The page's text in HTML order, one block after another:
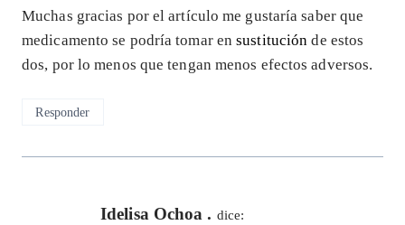
Muchas gracias por el artículo me gustaría saber que
medicamento se podría tomar ensustituciónde estos
dos, por lo menos que tengan menos efectos adversos.
Responder
Idelisa Ochoa . dice: